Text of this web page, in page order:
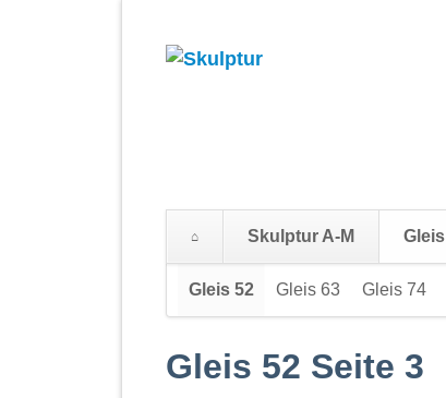
Skulptur A-M Gleis
Gleis 52 Gleis 63 Gleis 74
Gleis 52 Seite 3